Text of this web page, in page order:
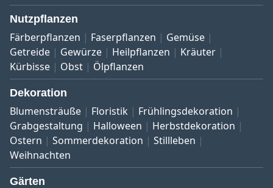
Nutzpflanzen
Färberpflanzen Faserpflanzen
Gemüse
Getreide
Gewürze Heilpflanzen
Kräuter
Kürbisse
Obst Ölpflanzen
Dekoration
Blumensträuße Floristik
Frühlingsdekoration
Grabgestaltung
Halloween
Herbstdekoration
Ostern
Sommerdekoration
Stillleben
Weihnachten
Gärten